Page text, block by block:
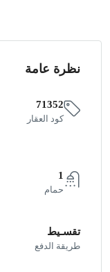
نظرة عامة
71352
كود العقار
1
حمام
تقسـيط
طريقة الدفع